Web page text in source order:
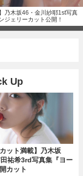
】乃木坂46・金川紗耶1st写真
ジェリーカット公開！
Up
カット満載】乃木坂
祐希3rd写真集『ヨー
カット